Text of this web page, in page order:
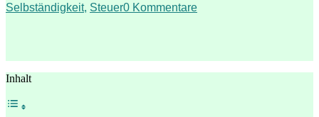
Selbständigkeit, Steuer0 Kommentare
Inhalt